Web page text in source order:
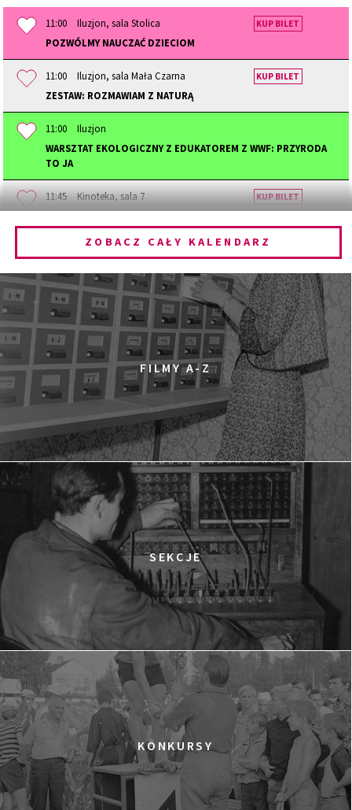
11:00
Iluzjon, sala Stolica
POZWÓLMY NAUCZAĆ DZIECIOM
KUP BILET
11:00
Iluzjon, sala Mała Czarna
ZESTAW: ROZMAWIAM Z NATURĄ
KUP BILET
11:00
Iluzjon
WARSZTAT EKOLOGICZNY Z EDUKATOREM Z WWF: PRZYRODA
TO JA
11:45
Kinoteka, sala 7
KUP BILET
Kinoteka, sala 1
12:00
Kinoteka, sala 3
PRADAWNY LAS
SPOTKANIE PO FILMIE
KUP BILET
12:00
Pałac Kultury i Nauki, Sala Gagarina
KINO VR (VIRTUAL REALITY)
MARATON WPISYWANIA DO WIKIPEDII HASEŁ O
OBROŃCZYNIACH PRAW
12:15
Kinoteka, sala 2
OBCY W SIECI
KUP BILET
12:15
Luna, sala B
CZASÓWKA. PRÓBA CHARAKTERU
KUP BILET
Luna, sala A
NIEWYGODNA PRAWDA 2
KUP BILET
12:45
JĄDRA TARZANA
KUP BILET
13:30
Kinoteka, sala 7
GRACE JONES
SPOTKANIE PO FILMIE
KUP BILET
13:30
Iluzjon, sala Mała Czarna
SAMOTNA WALKA THOMASA REIDA
KUP BILET
14:00
Kinoteka, sala 1
KUP BILET
ZOBACZ CAŁY KALENDARZ
FILMY A-Z
SEKCJE
KONKURSY